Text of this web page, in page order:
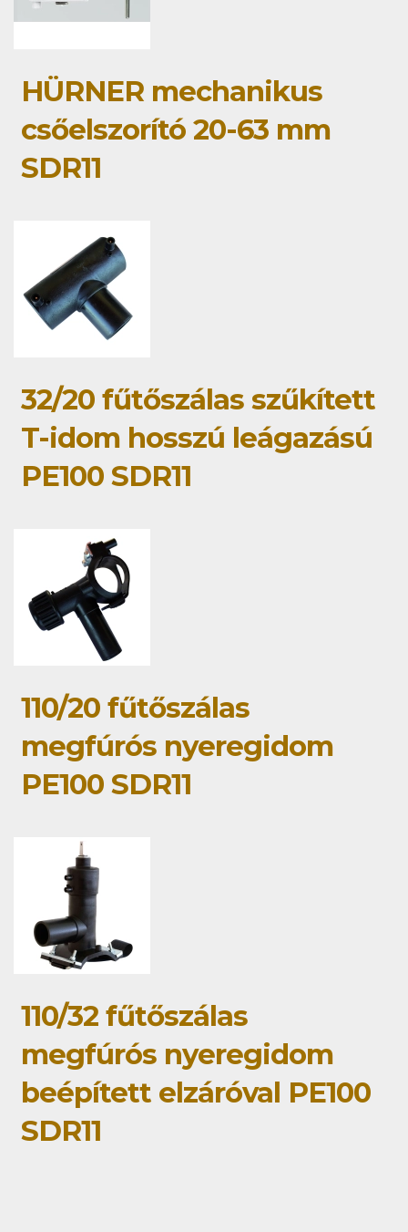
HÜRNER mechanikus
csőelszorító 20-63 mm
SDR11
32/20 fűtőszálas szűkített
T-idom hosszú leágazású
PE100 SDR11
110/20 fűtőszálas
megfúrós nyeregidom
PE100 SDR11
110/32 fűtőszálas
megfúrós nyeregidom
beépített elzáróval PE100
SDR11